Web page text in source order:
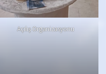
Açılış Organizasyonu